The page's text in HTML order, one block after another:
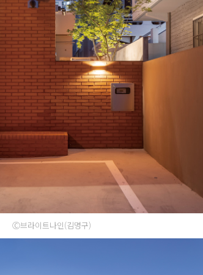
Ⓒ브라이트나인(김명구)